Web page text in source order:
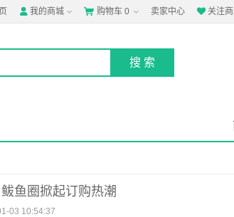
 我的商城  购物车 0 卖家中心 关注
鱼圈掀起订购热潮
03 10:54:37